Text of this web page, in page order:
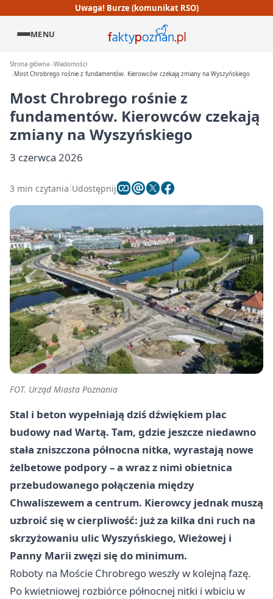
Uwaga! Burze (komunikat RSO)
MENU
Strona główna Wiadomości
Most Chrobrego rośnie z fundamentów. Kierowców czekają zmiany na Wyszyńskiego
Most Chrobrego rośnie z
fundamentów. Kierowców czekają
zmiany na Wyszyńskiego
3 czerwca 2026
3 min czytania Udostępnij
FOT. Urząd Miasta Poznania
Stal i beton wypełniają dziś dźwiękiem plac
budowy nad Wartą. Tam, gdzie jeszcze niedawno
stała zniszczona północna nitka, wyrastają nowe
żelbetowe podpory – a wraz z nimi obietnica
przebudowanego połączenia między
Chwaliszewem a centrum. Kierowcy jednak muszą
uzbroić się w cierpliwość: już za kilka dni ruch na
skrzyżowaniu ulic Wyszyńskiego, Wieżowej i
Panny Marii zwęzi się do minimum.
Roboty na Moście Chrobrego weszły w kolejną fazę.
Po kwietniowej rozbiórce północnej nitki i wbiciu w